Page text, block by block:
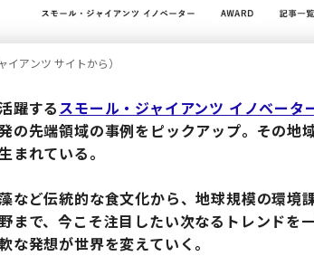
イアンツ サイトから）
躍するスモール・ジャイアンツ イノベータ
の先端領域の事例をピックアップ。その
まれている。
など伝統的な食文化から、地球規模の環
まで、今こそ注目したい次なるトレンドを
な発想が世界を変えていく。